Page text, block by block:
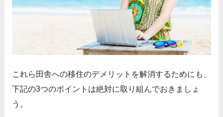
これら田舎への移住のデメリットを解消するためにも、
下記の3つのポイントは絶対に取り組んでおきましょ
う。